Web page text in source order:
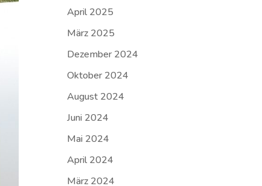
April 2025
März 2025
Dezember 2024
Oktober 2024
August 2024
Juni 2024
Mai 2024
April 2024
März 2024